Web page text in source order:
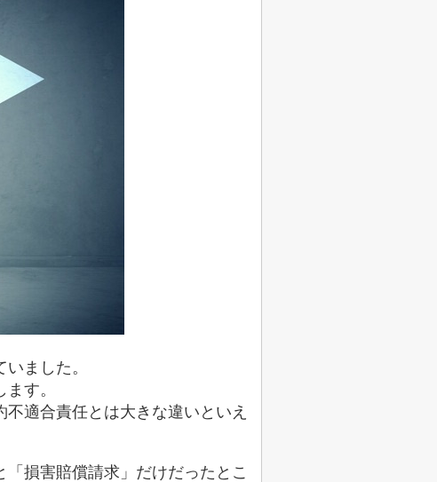
ました。
す。
適合責任とは大きな違いといえ
損害賠償請求」だけだったとこ